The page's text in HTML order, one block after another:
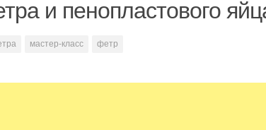
и пенопластового
мастер-класс фетр